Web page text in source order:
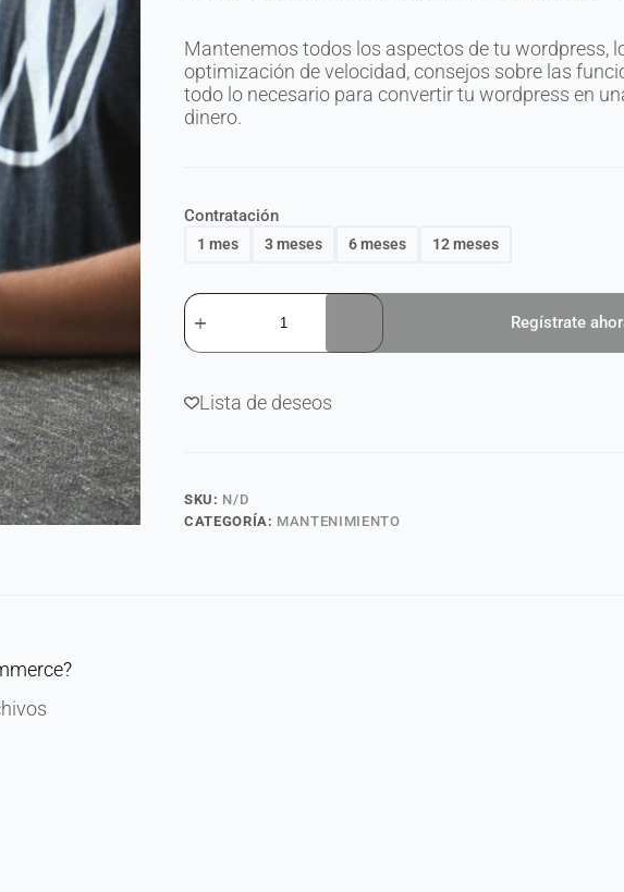
Mantenemos todos los aspectos de tu wordpress,
optimización de velocidad, consejos sobre las
todo lo necesario para convertir tu wordpress en
dinero.
Contratación
1 mes 3 meses 6 meses 12 meses
Regístrate
Lista de deseos
SKU: N/D
CATEGORÍA: MANTENIMIENTO